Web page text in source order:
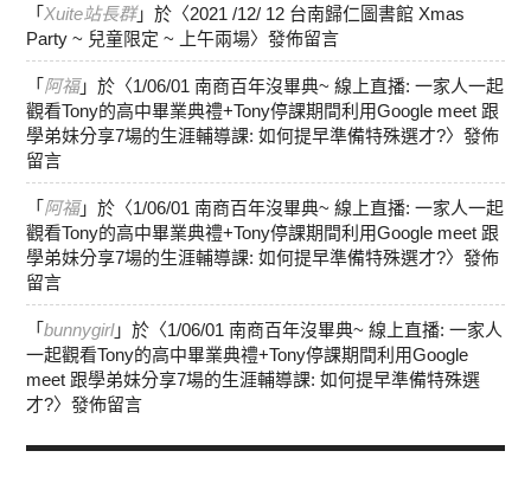
「 Xuite站長群」於〈2021 /12/ 12 台南歸仁圖書館 Xmas
Party ~ 兒童限定 ~ 上午兩場〉發佈留言
「 阿福」於〈1/06/01 南商百年沒畢典~ 線上直播: 一家人一起
觀看Tony的高中畢業典禮+Tony停課期間利用Google meet 跟
學弟妹分享7場的生涯輔導課: 如何提早準備特殊選才?〉發佈
留言
「 阿福」於〈1/06/01 南商百年沒畢典~ 線上直播: 一家人一起
觀看Tony的高中畢業典禮+Tony停課期間利用Google meet 跟
學弟妹分享7場的生涯輔導課: 如何提早準備特殊選才?〉發佈
留言
「bunnygirl」於〈1/06/01 南商百年沒畢典~ 線上直播: 一家人
一起觀看Tony的高中畢業典禮+Tony停課期間利用Google
meet 跟學弟妹分享7場的生涯輔導課: 如何提早準備特殊選
才?〉發佈留言